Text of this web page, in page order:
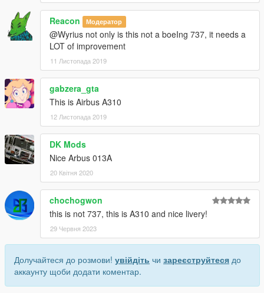
Reacon Модератор
@Wyrius not only is this not a boeIng 737, it needs a
LOT of improvement
11 Листопада 2019
gabzera_gta
This is Airbus A310
12 Листопада 2019
DK Mods
Nice Arbus 013A
20 Квітня 2020
chochogwon
this is not 737, this is A310 and nice livery!
29 Червня 2023
Долучайтеся до розмови! увійдіть чи зареєструйтеся до
аккаунту щоби додати коментар.